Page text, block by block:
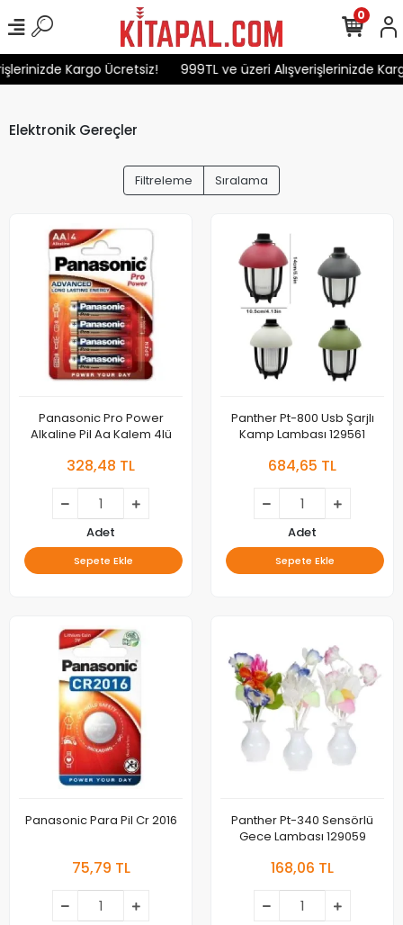
Kargo Ücretsiz! 999TL ve üzeri Alışverişlerinizde
0
Elektronik Gereçler
Filtreleme Sıralama
Panasonic Pro Power
Alkaline Pil Aa Kalem 4lü
328,48 TL
Adet
Sepete Ekle
Panther Pt-800 Usb Şarjlı
Kamp Lambası 129561
684,65 TL
Adet
Sepete Ekle
Panasonic Para Pil Cr 2016
75,79 TL
Panther Pt-340 Sensörlü
Gece Lambası 129059
168,06 TL